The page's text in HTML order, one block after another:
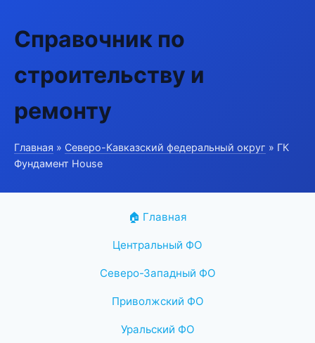
Справочник по
строительству и
ремонту
Главная » Северо-Кавказский федеральный округ » ГК
Фундамент House
🏠 Главная
Центральный ФО
Северо-Западный ФО
Приволжский ФО
Уральский ФО